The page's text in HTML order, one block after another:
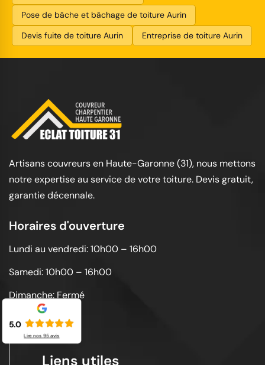
Pose de bâche et bâchage de toiture Aurin
Devis fuite de toiture Aurin
Entreprise de toiture Aurin
Artisans couvreurs en Haute-Garonne (31), nous mettons
notre expertise au service de votre toiture. Devis gratuit,
garantie décennale.
Horaires d'ouverture
Lundi au vendredi: 10h00 – 16h00
Samedi: 10h00 – 16h00
Dimanche: Fermé
Liens utiles
5.0
Lire nos 95avis